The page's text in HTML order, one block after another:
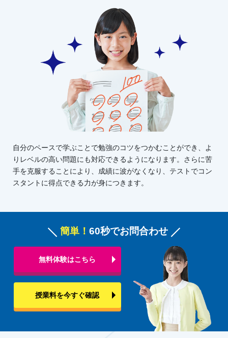
自分のペースで学ぶことで勉強のコツをつかむことができ、よ
りレベルの高い問題にも対応できるようになります。さらに苦
手を克服することにより、成績に波がなくなり、テストでコン
スタントに得点できる力が身につきます。
簡単！ 60秒でお問合わせ
無料体験はこちら
授業料を今すぐ確認